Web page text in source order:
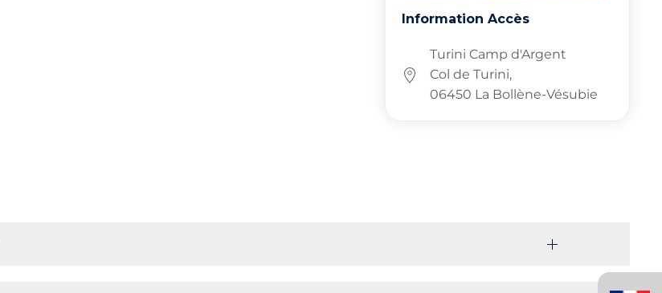
Information Accès
Turini Camp d'Argent
Col de Turini,
06450 La Bollène-Vésubie